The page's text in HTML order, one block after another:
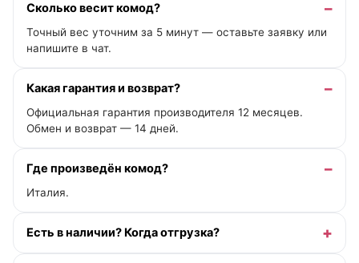
Сколько весит комод?
Точный вес уточним за 5 минут — оставьте заявку или
напишите в чат.
Какая гарантия и возврат?
Официальная гарантия производителя 12 месяцев.
Обмен и возврат — 14 дней.
Где произведён комод?
Италия.
Есть в наличии? Когда отгрузка?